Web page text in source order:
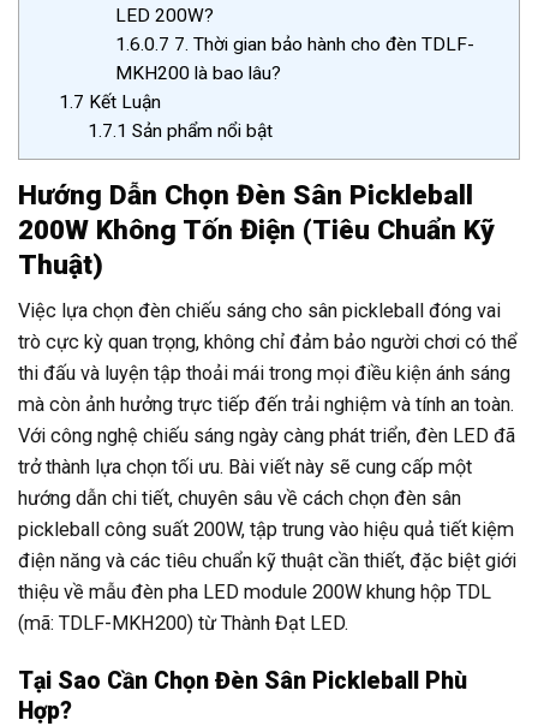
LED 200W?
1.6.0.7 7. Thời gian bảo hành cho đèn TDLF-
MKH200 là bao lâu?
1.7 Kết Luận
1.7.1 Sản phẩm nổi bật
Hướng Dẫn Chọn Đèn Sân Pickleball
200W Không Tốn Điện (Tiêu Chuẩn Kỹ
Thuật)
Việc lựa chọn đèn chiếu sáng cho sân pickleball đóng vai
trò cực kỳ quan trọng, không chỉ đảm bảo người chơi có thể
thi đấu và luyện tập thoải mái trong mọi điều kiện ánh sáng
mà còn ảnh hưởng trực tiếp đến trải nghiệm và tính an toàn.
Với công nghệ chiếu sáng ngày càng phát triển, đèn LED đã
trở thành lựa chọn tối ưu. Bài viết này sẽ cung cấp một
hướng dẫn chi tiết, chuyên sâu về cách chọn đèn sân
pickleball công suất 200W, tập trung vào hiệu quả tiết kiệm
điện năng và các tiêu chuẩn kỹ thuật cần thiết, đặc biệt giới
thiệu về mẫu đèn pha LED module 200W khung hộp TDL
(mã: TDLF-MKH200) từ Thành Đạt LED.
Tại Sao Cần Chọn Đèn Sân Pickleball Phù
Hợp?